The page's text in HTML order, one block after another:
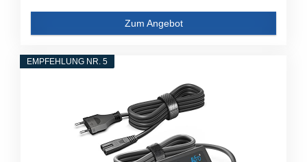
Zum Angebot
EMPFEHLUNG NR. 5